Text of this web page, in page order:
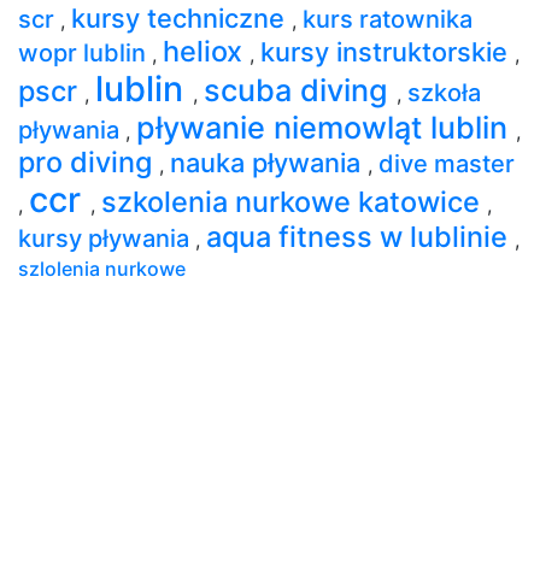
scr , kursy techniczne , kurs ratownika
wopr lublin , heliox , kursy instruktorskie ,
pscr , lublin , scuba diving , szkoła
pływania , pływanie niemowląt lublin ,
pro diving , nauka pływania , dive master
, ccr , szkolenia nurkowe katowice ,
kursy pływania , aqua fitness w lublinie ,
szlolenia nurkowe